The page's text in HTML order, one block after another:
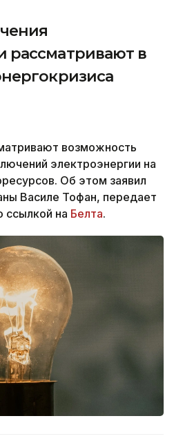
рассматривают в
возможность
электроэнергии на
Об этом заявил
Василе Тофан, передает
ссылкой на Белта.